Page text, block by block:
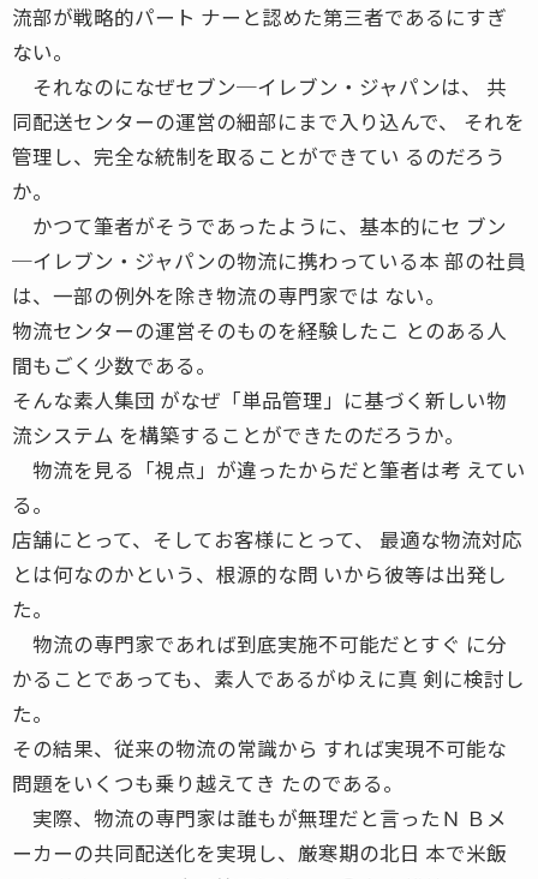
流部が戦略的パート ナーと認めた第三者であるにすぎ
ない。
それなのになぜセブン─イレブン・ジャパンは、 共
同配送センターの運営の細部にまで入り込んで、 それを
管理し、完全な統制を取ることができてい るのだろう
か。
かつて筆者がそうであったように、基本的にセ ブン
─イレブン・ジャパンの物流に携わっている本 部の社員
は、一部の例外を除き物流の専門家では ない。
物流センターの運営そのものを経験したこ とのある人
間もごく少数である。
そんな素人集団 がなぜ「単品管理」に基づく新しい物
流システム を構築することができたのだろうか。
物流を見る「視点」が違ったからだと筆者は考 えてい
る。
店舗にとって、そしてお客様にとって、 最適な物流対応
とは何なのかという、根源的な問 いから彼等は出発し
た。
物流の専門家であれば到底実施不可能だとすぐ に分
かることであっても、素人であるがゆえに真 剣に検討し
た。
その結果、従来の物流の常識から すれば実現不可能な
問題をいくつも乗り越えてき たのである。
実際、物流の専門家は誰もが無理だと言ったＮ Ｂメ
ーカーの共同配送化を実現し、厳寒期の北日 本で米飯